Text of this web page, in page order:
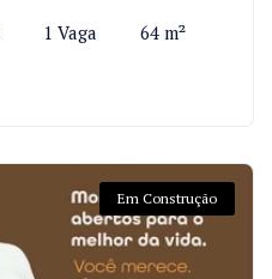
1 Vaga 64 m²
Em Construção